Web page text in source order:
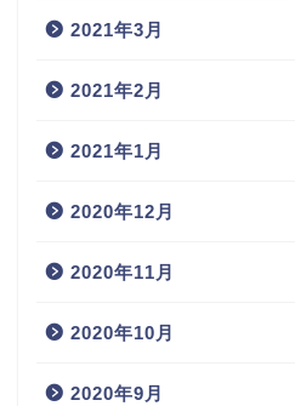
2021年3月
2021年2月
2021年1月
2020年12月
2020年11月
2020年10月
2020年9月